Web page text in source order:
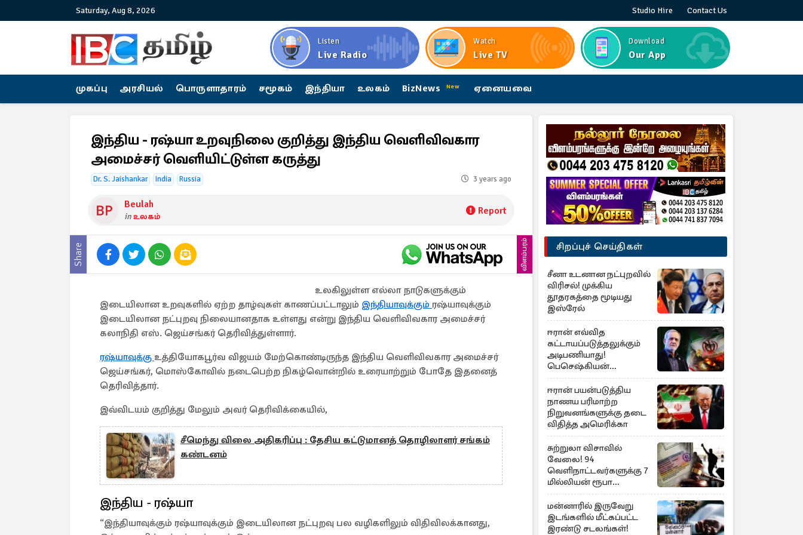
Saturday, Aug 8, 2026 Studio Hire Contact Us
Listen
Live Radio
Watch
Live TV
Download
Our App
முகப்பு அரசியல் பொருளாதாரம் சமூகம் இந்தியா உலகம் BizNews New ஏனையவை
இந்திய - ரஷ்யா உறவுநிலை குறித்து இந்திய வெளிவிவகார
அமைச்சர் வெளியிட்டுள்ள கருத்து
Dr. S. Jaishankar India Russia 3 years ago
Beulah
inஉலகம் Report
Share விளம்பரம்
உலகிலுள்ள எல்லா நாடுகளுக்கும்
இடையிலான உறவுகளில் ஏற்ற தாழ்வுகள் காணப்பட்டாலும் இந்தியாவுக்கும் ரஷ்யாவுக்கும்
இடையிலான நட்புறவு நிலையானதாக உள்ளது என்று இந்திய வெளிவிவகார அமைச்சர்
கலாநிதி எஸ். ஜெய்சங்கர் தெரிவித்துள்ளார்.
ரஷ்யாவுக்கு உத்தியோகபூர்வ விஜயம் மேற்கொண்டிருந்த இந்திய வெளிவிவகார அமைச்சர்
ஜெய்சங்கர், மொஸ்கோவில் நடைபெற்ற நிகழ்வொன்றில் உரையாற்றும் போதே இதனைத்
தெரிவித்தார்.
இவ்விடயம் குறித்து மேலும் அவர் தெரிவிக்கையில்,
சீமெந்து விலை அதிகரிப்பு : தேசிய கட்டுமானத் தொழிலாளர் சங்கம்
கண்டனம்
இந்திய - ரஷ்யா
“இந்தியாவுக்கும் ரஷ்யாவுக்கும் இடையிலான நட்புறவு பல வழிகளிலும் விதிவிலக்கானது,
சிறப்புச் செய்திகள்
சீனா உடனான நட்புறவில்
விரிசல்! முக்கிய
தூதரகத்தை மூடியது
இஸ்ரேல்
ஈரான் எவ்வித
கட்டாயப்படுத்தலுக்கும்
அடிபணியாது!
பெசெஷ்கியன்
அறிவிப்பு
ஈரான் பயன்படுத்திய
நாணய பரிமாற்ற
நிறுவனங்களுக்கு தடை
விதித்த அமெரிக்கா
சுற்றுலா விசாவில்
வேலை! 94
வெளிநாட்டவர்களுக்கு 7
மில்லியன் ரூபா
அபராதம்
மன்னாரில் இருவேறு
இடங்களில் மீட்கப்பட்ட
இரண்டு சடலங்கள்!